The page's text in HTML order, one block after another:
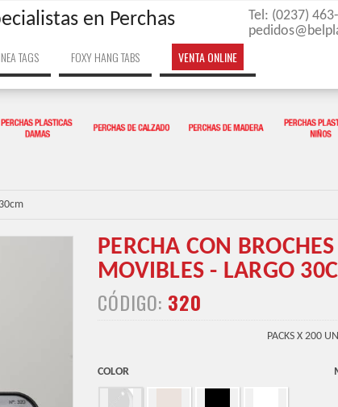
TAGS FOXY HANG TABS VENTA ONLINE
en Perchas
Tel: (0237)
PERCHA CON
MOVIBLES - LARGO
CÓDIGO: 320
PACKS X 200
COLOR